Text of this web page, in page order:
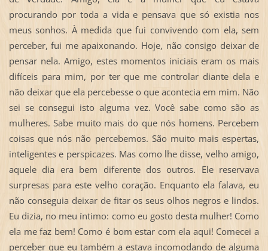
procurando por toda a vida e pensava que só existia nos
meus sonhos. À medida que fui convivendo com ela, sem
perceber, fui me apaixonando. Hoje, não consigo deixar de
pensar nela. Amigo, estes momentos iniciais eram os mais
difíceis para mim, por ter que me controlar diante dela e
não deixar que ela percebesse o que acontecia em mim. Não
sei se consegui isto alguma vez. Você sabe como são as
mulheres. Sabe muito mais do que nós homens. Percebem
coisas que nós não percebemos. São muito mais espertas,
inteligentes e perspicazes. Mas como lhe disse, velho amigo,
aquele dia era bem diferente dos outros. Ele reservava
surpresas para este velho coração. Enquanto ela falava, eu
não conseguia deixar de fitar os seus olhos negros e lindos.
Eu dizia, no meu íntimo: como eu gosto desta mulher! Como
ela me faz bem! Como é bom estar com ela aqui! Comecei a
perceber que eu também a estava incomodando de alguma